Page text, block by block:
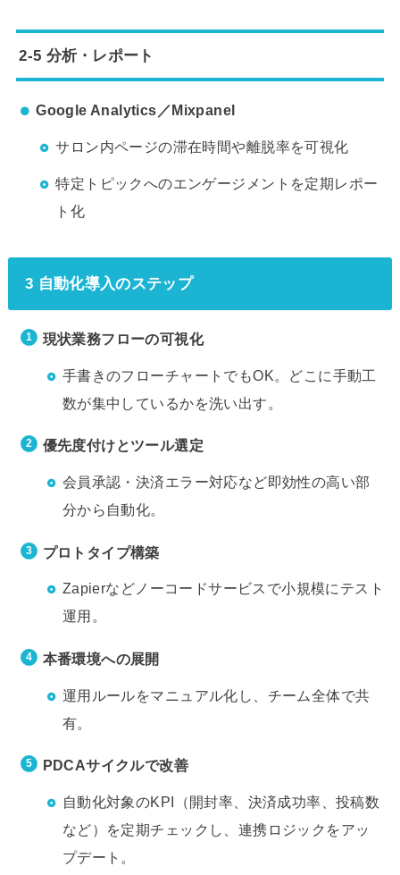
2-5 分析・レポート
Google Analytics／Mixpanel
サロン内ページの滞在時間や離脱率を可視化
特定トピックへのエンゲージメントを定期レポー
ト化
3 自動化導入のステップ
現状業務フローの可視化
手書きのフローチャートでもOK。どこに手動工
数が集中しているかを洗い出す。
優先度付けとツール選定
会員承認・決済エラー対応など即効性の高い部
分から自動化。
プロトタイプ構築
Zapierなどノーコードサービスで小規模にテスト
運用。
本番環境への展開
運用ルールをマニュアル化し、チーム全体で共
有。
PDCAサイクルで改善
自動化対象のKPI（開封率、決済成功率、投稿数
など）を定期チェックし、連携ロジックをアッ
プデート。